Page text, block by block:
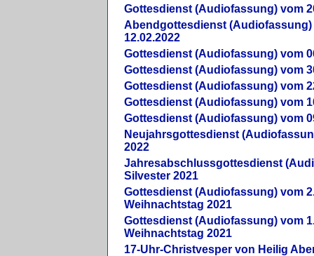
Gottesdienst (Audiofassung) vom
Abendgottesdienst (Audiofassung)
12.02.2022
Gottesdienst (Audiofassung) vom
Gottesdienst (Audiofassung) vom
Gottesdienst (Audiofassung) vom
Gottesdienst (Audiofassung) vom
Gottesdienst (Audiofassung) vom
Neujahrsgottesdienst
2022
Jahresabschlussgottesdienst
Silvester 2021
Gottesdienst (Audiofassung) vom
Weihnachtstag 2021
Gottesdienst (Audiofassung) vom
Weihnachtstag 2021
17-Uhr-Christvesper von Heilig